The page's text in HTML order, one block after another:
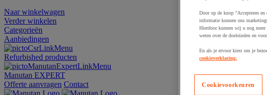
Naar winkelwagen
Verder winkelen
Categorieën
Aanbiedingen
Refurbished producten
Manutan EXPERT
Offerte aanvragen Contact
Door op de knop "Accepteren
informatie kunnen ons
Hierdoor kunnen wij u nog meer
weten over de doeleinden en
En als je ervoor kiest om je
cookieverklaring.
Cookievoorkeuren